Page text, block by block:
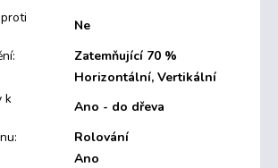
Ne
:
Zatemňující 70 %
Horizontální, Vertikální
k
Ano - do dřeva
:
Rolování
Ano